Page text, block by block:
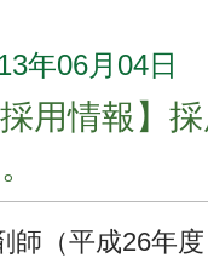
年06月04日
採用情報】
師（平成26年